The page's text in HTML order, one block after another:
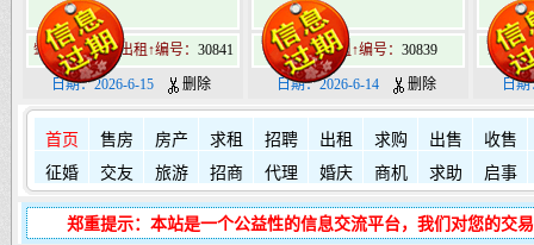
肇东南17道街出租↑编号： 30841
日期：2026-6-15 删除
肇东市出租↑编号： 30839
日期：2026-6-14 删除
肇东北
日
首页 售房 房产 求租 招聘 出租 求购 出售
收售
征婚
交友 旅游 招商 代理 婚庆 商机 求助 启事
郑重提示：本站是一个公益性的信息交流平台，我们对您的交